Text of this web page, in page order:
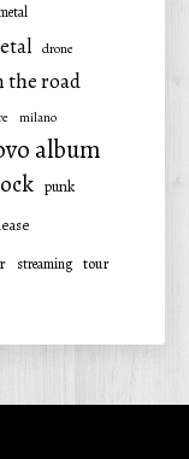
drone
the road
milano
album
punk
streaming tour